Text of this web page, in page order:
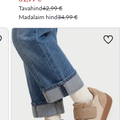
Tavahind42,99 €
Madalaim hind34,99 €